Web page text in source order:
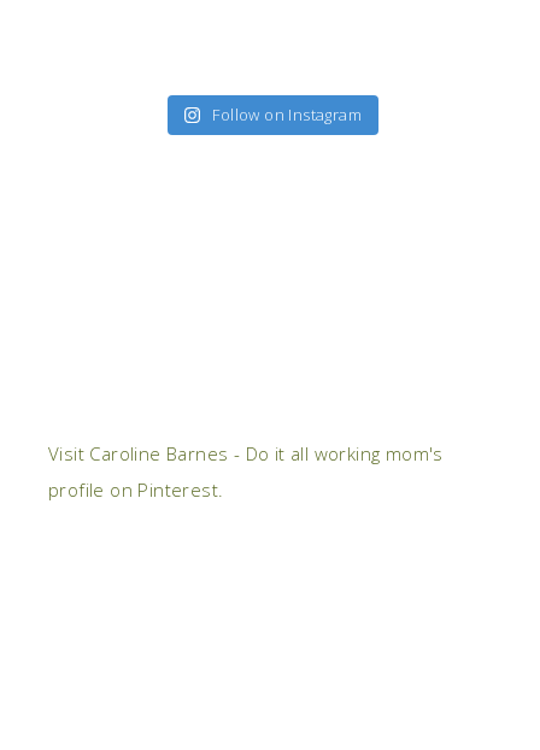
Follow on Instagram
Visit Caroline Barnes - Do it all working mom's
profile on Pinterest.